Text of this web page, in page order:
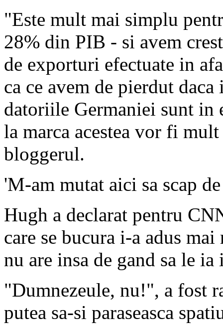
"Este mult mai simplu
28% din PIB - si avem
de exporturi efectuate in
ca ce avem de pierdut
datoriile Germaniei sunt in
la marca acestea vor fi
bloggerul.
'M-am mutat aici sa scap
Hugh a declarat pentru
care se bucura i-a adus
nu are insa de gand sa le
"Dumnezeule, nu!", a fost
putea sa-si paraseasca